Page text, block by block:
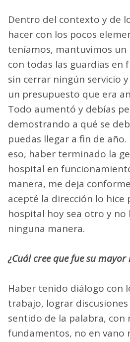
Dentro del contexto y de
hacer con los pocos
teníamos, mantuvimos
con todas las guardias en
sin cerrar ningún servicio
un presupuesto que era
Todo aumentó y debías
demostrando a qué se
puedas llegar a fin de
eso, haber terminado la
hospital en
manera, me deja
acepté la dirección lo hice
hospital hoy sea otro y no
ninguna manera.
¿Cuál cree que fue su mayor
Haber tenido diálogo con
trabajo, lograr
sentido de la palabra, con
fundamentos, no en vano